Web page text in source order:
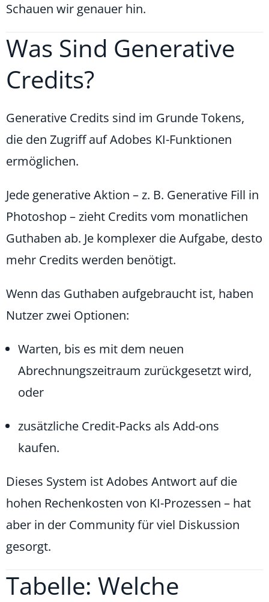
Schauen wir genauer hin.
Was Sind Generative
Credits?
Generative Credits sind im Grunde Tokens,
die den Zugriff auf Adobes KI-Funktionen
ermöglichen.
Jede generative Aktion – z. B. Generative Fill in
Photoshop – zieht Credits vom monatlichen
Guthaben ab. Je komplexer die Aufgabe, desto
mehr Credits werden benötigt.
Wenn das Guthaben aufgebraucht ist, haben
Nutzer zwei Optionen:
Warten, bis es mit dem neuen
Abrechnungszeitraum zurückgesetzt wird,
oder
zusätzliche Credit-Packs als Add-ons
kaufen.
Dieses System ist Adobes Antwort auf die
hohen Rechenkosten von KI-Prozessen – hat
aber in der Community für viel Diskussion
gesorgt.
Tabelle: Welche